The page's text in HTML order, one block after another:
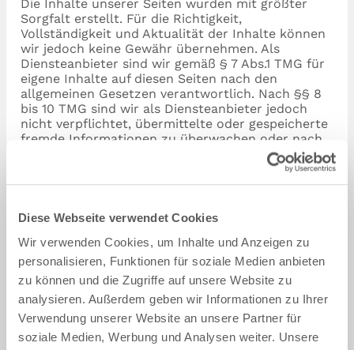
Diese Webseite verwendet Cookies
Wir verwenden Cookies, um Inhalte und Anzeigen zu
personalisieren, Funktionen für soziale Medien anbieten
zu können und die Zugriffe auf unsere Website zu
analysieren. Außerdem geben wir Informationen zu Ihrer
Verwendung unserer Website an unsere Partner für
soziale Medien, Werbung und Analysen weiter. Unsere
Die Inhalte unserer Seiten wurden mit größter
Sorgfalt erstellt. Für die Richtigkeit,
Vollständigkeit und Aktualität der Inhalte können
wir jedoch keine Gewähr übernehmen. Als
Diensteanbieter sind wir gemäß § 7 Abs.1 TMG für
eigene Inhalte auf diesen Seiten nach den
allgemeinen Gesetzen verantwortlich. Nach §§ 8
bis 10 TMG sind wir als Diensteanbieter jedoch
nicht verpflichtet, übermittelte oder gespeicherte
fremde Informationen zu überwachen oder nach
Umständen zu forschen, die auf eine rechtswidrige
Entfernung oder Sperrung der Nutzung von
bleiben hiervon unberührt. Eine diesbezügliche
Kenntnis einer konkreten Rechtsverletzung
möglich. Bei Bekanntwerden von entsprechenden
Rechtsverletzungen werden wir diese Inhalte
umgehend entfernen.
Links